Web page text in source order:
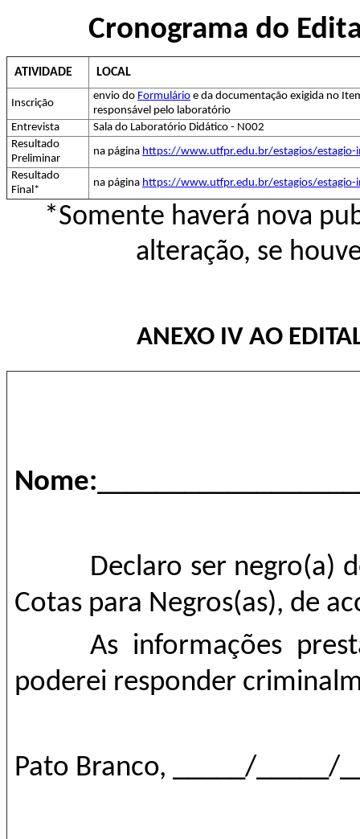
Cronograma do
ATIVIDADE LOCAL
Inscrição
envio do Formulário e da documentação exigida no
responsável pelo laboratório
Entrevista
Sala do Laboratório Didático - N002
Resultado
Preliminar
na página https://www.utfpr.edu.br/estagios/
Resultado
Final*
na página https://www.utfpr.edu.br/estagios/
*Somente haverá nova
alteração, se
ANEXO IV AO
Nome:
Declaro ser negro(a)
Cotas para Negros(as), de
As informações
poderei responder
Pato Branco, _____/_____/